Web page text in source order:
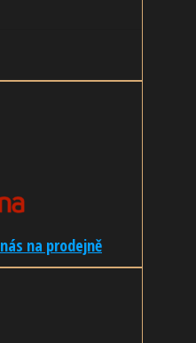
nás na prodejně